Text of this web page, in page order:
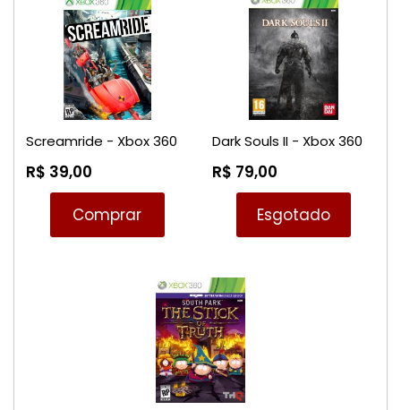
Screamride - Xbox 360
R$ 39,00
Comprar
Dark Souls II - Xbox 360
R$ 79,00
Esgotado